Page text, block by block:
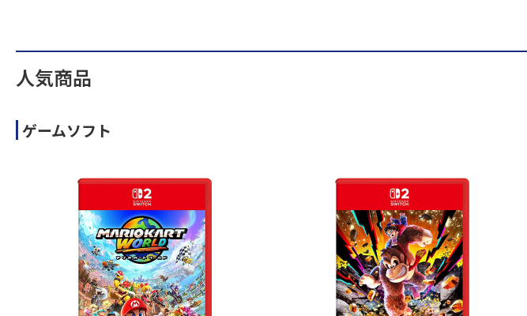
人気商品
ゲームソフト